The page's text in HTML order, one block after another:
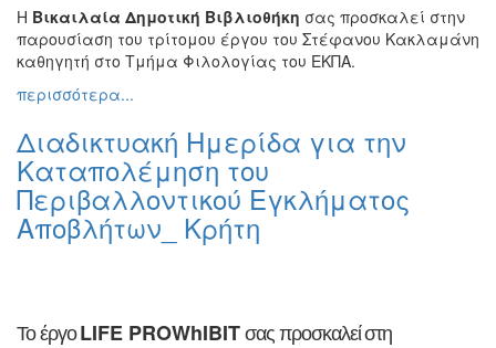
H Βικαιλαία Δημοτική Βιβλιοθήκη σας προσκαλεί στην
παρουσίαση του τρίτομου έργου του Στέφανου Κακλαμάνη
καθηγητή στο Τμήμα Φιλολογίας του ΕΚΠΑ.
περισσότερα...
Διαδικτυακή Ημερίδα για την
Καταπολέμηση του
Περιβαλλοντικού Εγκλήματος
Αποβλήτων_ Κρήτη
Το έργοLIFE PROWhIBIT σας προσκαλεί στη